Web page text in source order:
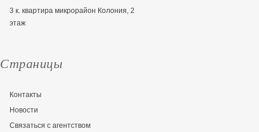
3 к. квартира микрорайон Колония, 2
этаж
Страницы
Контакты
Новости
Связаться с агентством